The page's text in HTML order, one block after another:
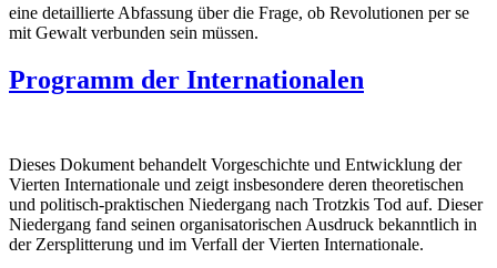
eine detaillierte Abfassung über die Frage, ob Revolutionen per se
mit Gewalt verbunden sein müssen.
Programm der Internationalen
Dieses Dokument behandelt Vorgeschichte und Entwicklung der
Vierten Internationale und zeigt insbesondere deren theoretischen
und politisch-praktischen Niedergang nach Trotzkis Tod auf. Dieser
Niedergang fand seinen organisatorischen Ausdruck bekanntlich in
der Zersplitterung und im Verfall der Vierten Internationale.